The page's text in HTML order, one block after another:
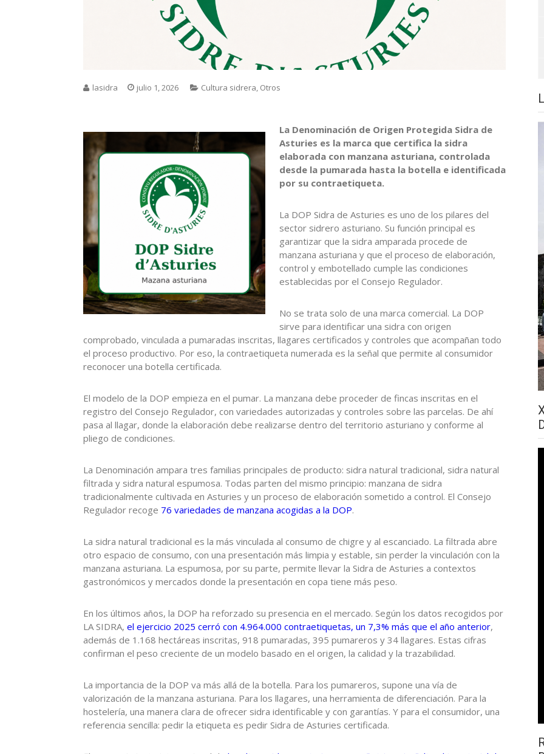
lasidra julio 1, 2026 Cultura sidrera, Otros
La Denominación de Origen Protegida Sidra de
Asturies es la marca que certifica la sidra
elaborada con manzana asturiana, controlada
desde la pumarada hasta la botella e identificada
por su contraetiqueta.
La DOP Sidra de Asturies es uno de los pilares del
sector sidrero asturiano. Su función principal es
garantizar que la sidra amparada procede de
manzana asturiana y que el proceso de elaboración,
control y embotellado cumple las condiciones
establecidas por el Consejo Regulador.
No se trata solo de una marca comercial. La DOP
sirve para identificar una sidra con origen
comprobado, vinculada a pumaradas inscritas, llagares certificados y controles que acompañan todo
el proceso productivo. Por eso, la contraetiqueta numerada es la señal que permite al consumidor
reconocer una botella certificada.
El modelo de la DOP empieza en el pumar. La manzana debe proceder de fincas inscritas en el
registro del Consejo Regulador, con variedades autorizadas y controles sobre las parcelas. De ahí
pasa al llagar, donde la elaboración debe realizarse dentro del territorio asturiano y conforme al
pliego de condiciones.
La Denominación ampara tres familias principales de producto: sidra natural tradicional, sidra natural
filtrada y sidra natural espumosa. Todas parten del mismo principio: manzana de sidra
tradicionalmente cultivada en Asturies y un proceso de elaboración sometido a control. El Consejo
Regulador recoge 76 variedades de manzana acogidas a la DOP.
La sidra natural tradicional es la más vinculada al consumo de chigre y al escanciado. La filtrada abre
otro espacio de consumo, con una presentación más limpia y estable, sin perder la vinculación con la
manzana asturiana. La espumosa, por su parte, permite llevar la Sidra de Asturies a contextos
gastronómicos y mercados donde la presentación en copa tiene más peso.
En los últimos años, la DOP ha reforzado su presencia en el mercado. Según los datos recogidos por
LA SIDRA, el ejercicio 2025 cerró con 4.964.000 contraetiquetas, un 7,3% más que el año anterior,
además de 1.168 hectáreas inscritas, 918 pumaradas, 395 pumareros y 34 llagares. Estas cifras
confirman el peso creciente de un modelo basado en el origen, la calidad y la trazabilidad.
La importancia de la DOP va más allá de la botella. Para los pumareros, supone una vía de
valorización de la manzana asturiana. Para los llagares, una herramienta de diferenciación. Para la
hostelería, una manera clara de ofrecer sidra identificable y con garantías. Y para el consumidor, una
referencia sencilla: pedir la etiqueta es pedir Sidra de Asturies certificada.